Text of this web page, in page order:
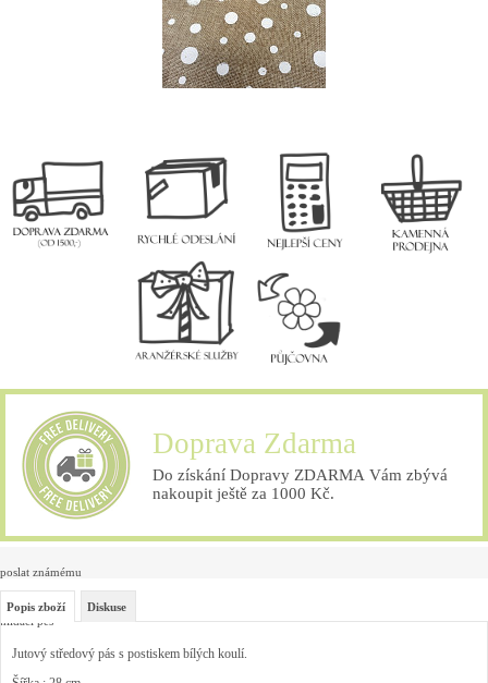
Doprava Zdarma
Do získání Dopravy ZDARMA Vám zbývá
nakoupit ještě za 1000 Kč.
poslat známému
hlídací pes
Popis zboží Diskuse
Jutový středový pás s postiskem bílých koulí.